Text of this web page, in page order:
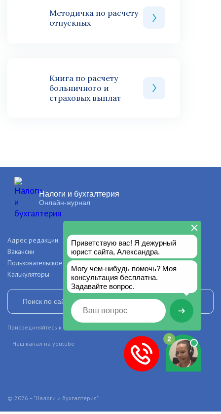
Методичка по расчету
отпускных
Книга по расчету
больничного и
страховых выплат
Налоги и бухгалтерия
Онлайн-журнал
© 2026 – "Налоги и бухгалтерия"
Адрес редакции
О проекте
Вакансии
Рекламодателям
Пользовательское соглашение
Правила и авторские права
Калькуляторы
Присоединяйтесь к нашим сообществам в социальных сетях
Наш канал на youtube